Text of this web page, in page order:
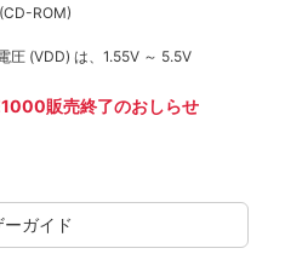
ROM)
圧 (VDD) は、1.55V ～ 5.5V
販売終了のおしらせ
ーガイド